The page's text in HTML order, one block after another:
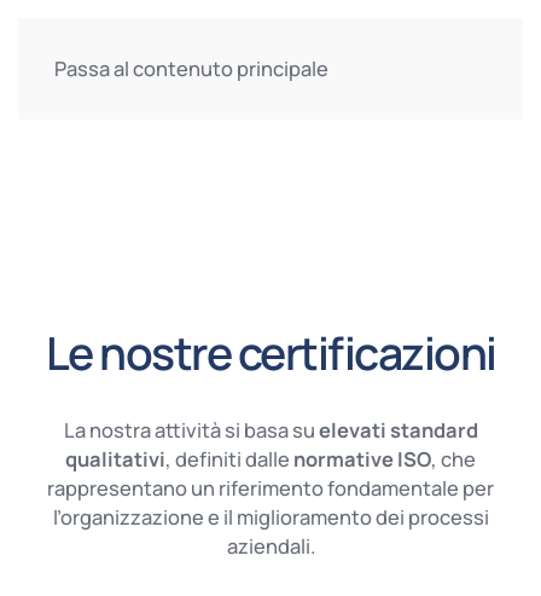
Passa al contenuto principale
Le nostre certificazioni
La nostra attività si basa suelevati standard
qualitativi, definiti dalle normative ISO, che
rappresentano un riferimento fondamentale per
l’organizzazione e il miglioramento dei processi
aziendali.